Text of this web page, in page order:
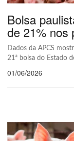
Bolsa
de 21% nos
Dados da APCS
21ª bolsa do Estado
01/06/2026